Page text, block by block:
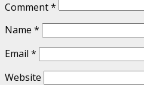
Comment*
Name *
Email *
Website